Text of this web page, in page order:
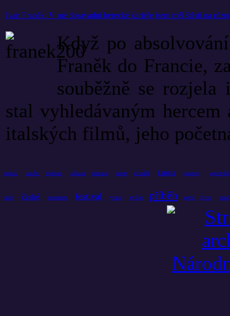
Ivan Franěk: V mé dosavadní herecké kariéře jsem měl štěstí na
Když po
Franěk do Francie,
souběžně se
stal vyhledávaným
italských filmů, jeho
ročník umění všechno album historie uvede přináší kapela vydávají vyprávění
slaví české muzeum festival rytmu zvířat příběh první život